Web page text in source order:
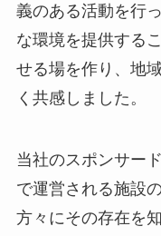
義のある活動を行
な環境を提供する
せる場を作り、地
く共感しました。
当社のスポンサー
で運営される施設
方々にその存在を